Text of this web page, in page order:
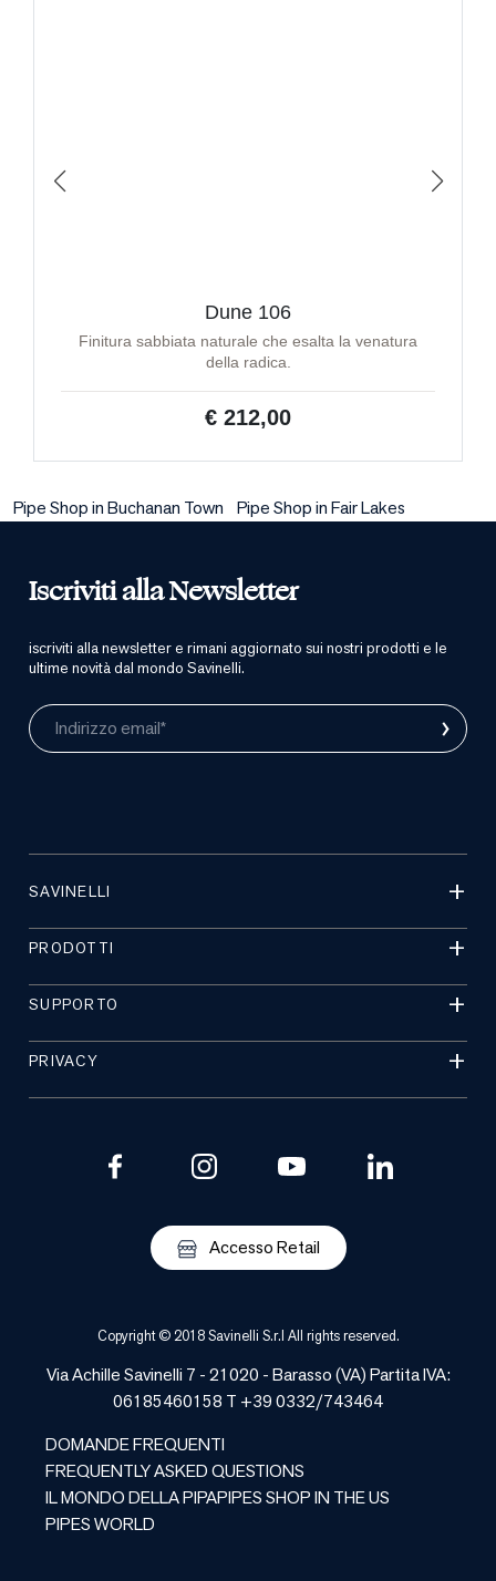
Dune 106
Finitura sabbiata naturale che esalta la venatura
della radica.
€ 212,00
Pipe Shop in Buchanan Town Pipe Shop in Fair Lakes
Iscriviti alla Newsletter
iscriviti alla newsletter e rimani aggiornato sui nostri prodotti e le
ultime novità dal mondo Savinelli.
Indirizzo email* ›
SAVINELLI
PRODOTTI
SUPPORTO
PRIVACY
Accesso Retail
Copyright © 2018 Savinelli S.r.l All rights reserved.
Via Achille Savinelli 7 - 21020 -Barasso(VA) Partita IVA:
06185460158 T +39 0332/743464
DOMANDE FREQUENTI
FREQUENTLY ASKED QUESTIONS
IL MONDO DELLA PIPAPIPES SHOP IN THE US
PIPES WORLD